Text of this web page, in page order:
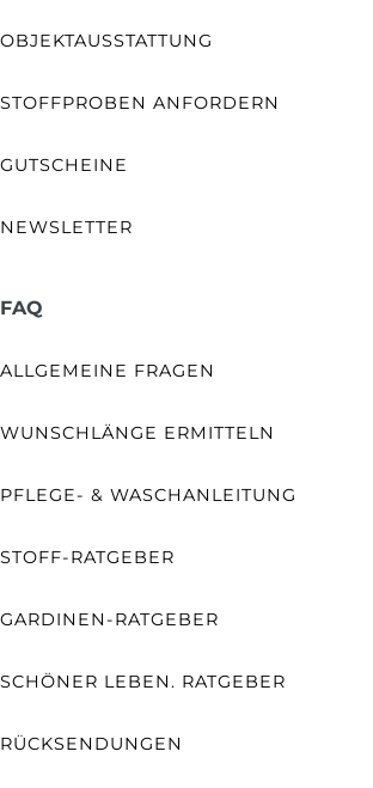
OBJEKTAUSSTATTUNG
STOFFPROBEN ANFORDERN
GUTSCHEINE
NEWSLETTER
FAQ
ALLGEMEINE FRAGEN
WUNSCHLÄNGE ERMITTELN
PFLEGE- & WASCHANLEITUNG
STOFF-RATGEBER
GARDINEN-RATGEBER
SCHÖNER LEBEN. RATGEBER
RÜCKSENDUNGEN